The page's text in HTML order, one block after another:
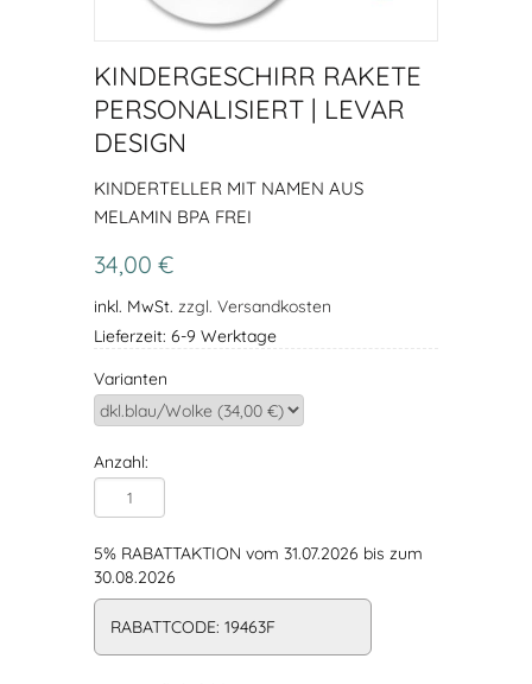
KINDERGESCHIRR RAKETE
PERSONALISIERT | LEVAR
DESIGN
KINDERTELLER MIT NAMEN AUS
MELAMIN BPA FREI
34,00 €
inkl. MwSt. zzgl. Versandkosten
Lieferzeit: 6-9 Werktage
Varianten
Anzahl:
5% RABATTAKTION vom 31.07.2026 bis zum
30.08.2026
RABATTCODE: 19463F